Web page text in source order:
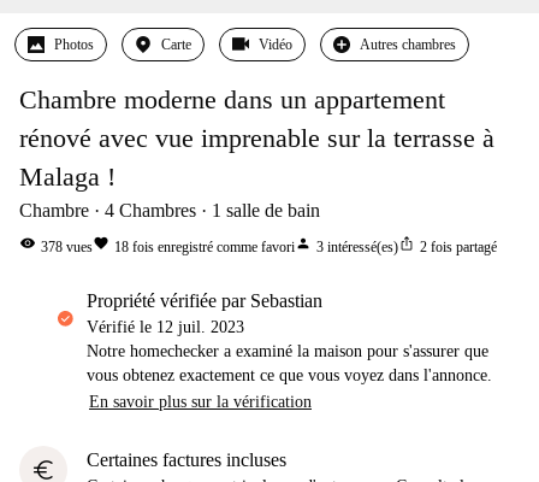
Photos Carte Vidéo Autres chambres
Chambre moderne dans un appartement
rénové avec vue imprenable sur la terrasse à
Malaga !
Chambre 4 Chambres 1 salle de bain
visibility 378 vuesfavorite 18 fois enregistré comme favoriperson 3 intéressé(es)ios_share 2 fois partagé
propriété vérifiée par Sebastian
Vérifié le 12 juil. 2023
Notre homechecker a examiné la maison pour s'assurer que
vous obtenez exactement ce que vous voyez dans l'annonce.
En savoir plus sur la vérification
euro Certaines factures incluses